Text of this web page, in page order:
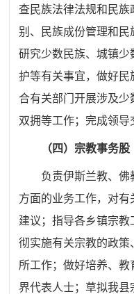
查民族法律法规和民族
别、民族成份管理和
研究少数民族、城镇
护等有关事宜，做好民
合有关部门开展涉及少
双拥等工作；完成领导
（四）宗教事务股
负责伊斯兰教、
方面的业务工作，对
建议；指导各乡镇宗
彻实施有关宗教的政策
所工作；做好培养、
界代表人士；草拟我